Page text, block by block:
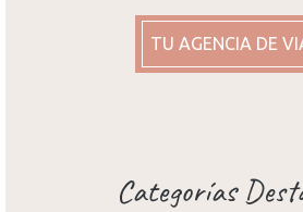
TU AGENCIA DE
Categorías